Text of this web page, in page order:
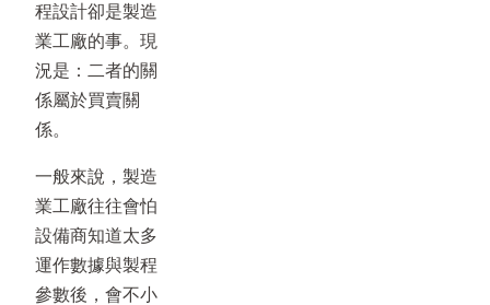
程設計卻是製造
業工廠的事。現
況是：二者的關
係屬於買賣關
係。
一般來說，製造
業工廠往往會怕
設備商知道太多
運作數據與製程
參數後，會不小